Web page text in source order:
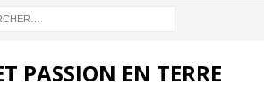
PASSION EN TERRE